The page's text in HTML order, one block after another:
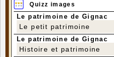
Quizz images
Le patrimoine de Gignac
Le petit patrimoine
Le patrimoine de Gignac
Histoire et patrimoine